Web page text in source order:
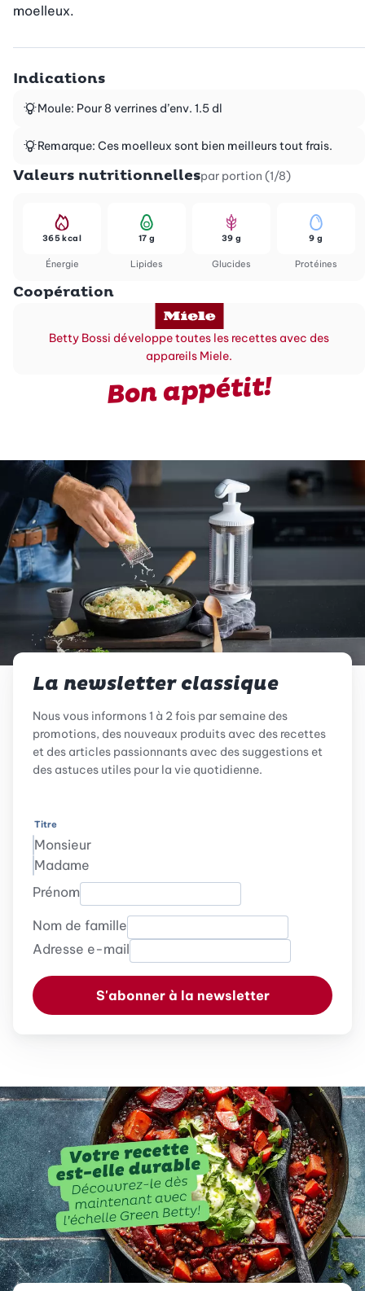
moelleux.
Indications
Moule: Pour 8 verrines d’env. 1.5 dl
Remarque: Ces moelleux sont bien meilleurs tout frais.
Valeurs nutritionnellespar portion (1/8)
Énergie
365 kcal
Lipides
17 g
Glucides
39 g
Protéines
9 g
Coopération
Betty Bossi développe toutes les recettes avec des
appareils Miele.
Bon appétit!
La newsletter classique
Nous vous informons 1 à 2 fois par semaine des
promotions, des nouveaux produits avec des recettes
et des articles passionnants avec des suggestions et
des astuces utiles pour la vie quotidienne.
Titre
Monsieur
Madame
Prénom
Nom de famille
Adresse e-mail
S'abonner à la newsletter